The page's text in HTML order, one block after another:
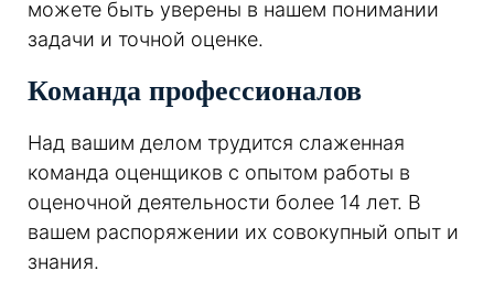
можете быть уверены в нашем понимании
задачи и точной оценке.
Команда профессионалов
Над вашим делом трудится слаженная
команда оценщиков с опытом работы в
оценочной деятельности более 14 лет. В
вашем распоряжении их совокупный опыт и
знания.